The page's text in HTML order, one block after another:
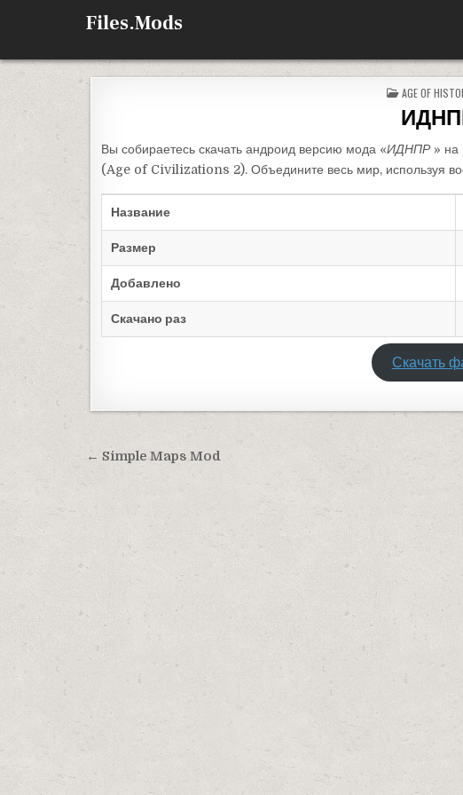
Files.Mods
AGE OF
Вы собираетесь скачать андроид версию мода «ИДНПР » на
(Age of Civilizations 2). Объедините весь мир, используя
Название
Размер
Добавлено
Скачано раз
Скачать
Навигация по записям
← Simple Maps Mod